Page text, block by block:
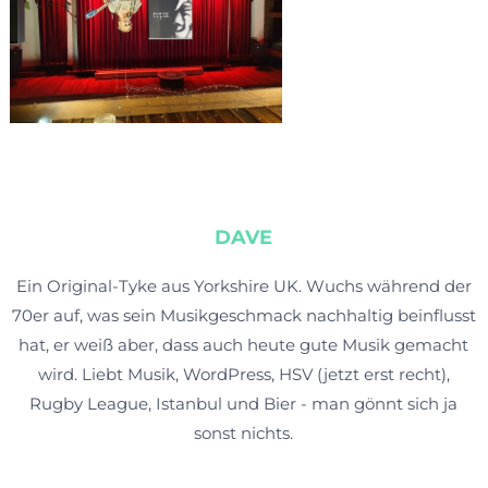
DAVE
Ein Original-Tyke aus Yorkshire UK. Wuchs während der
70er auf, was sein Musikgeschmack nachhaltig beinflusst
hat, er weiß aber, dass auch heute gute Musik gemacht
wird. Liebt Musik, WordPress, HSV (jetzt erst recht),
Rugby League, Istanbul und Bier - man gönnt sich ja
sonst nichts.